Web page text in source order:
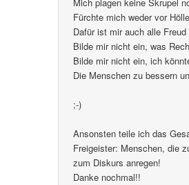
Fürchte mich weder vor
Dafür ist mir auch alle
Bilde mir nicht ein, was
Bilde mir nicht ein, ich
Die Menschen zu bessern
;-)
Ansonsten teile ich das
Freigeister: Menschen, die
zum Diskurs anregen!
Danke nochmal!!